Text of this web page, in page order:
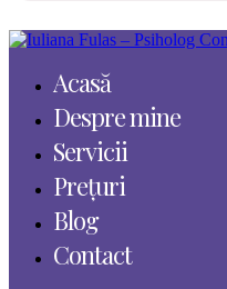
Acasă
Despre mine
Servicii
Prețuri
Blog
Contact